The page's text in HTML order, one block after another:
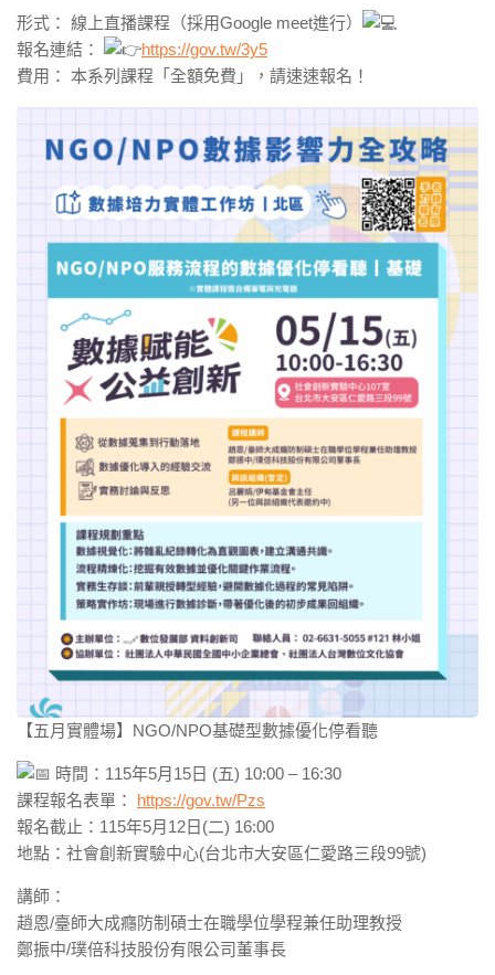
形式： 線上直播課程（採用Google meet進行）
報名連結：
https://gov.tw/3y5
費用： 本系列課程「全額免費」，請速速報名！
【五月實體場】NGO/NPO基礎型數據優化停看聽
時間：115年5月15日 (五) 10:00 – 16:30
課程報名表單： https://gov.tw/Pzs
報名截止：115年5月12日(二) 16:00
地點：社會創新實驗中心(台北市大安區仁愛路三段99號)
講師：
趙恩/臺師大成癮防制碩士在職學位學程兼任助理教授
鄭振中/璞倍科技股份有限公司董事長